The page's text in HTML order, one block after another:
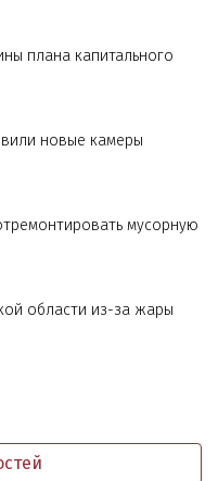
плана капитального
новые камеры
мусорную
области из-за жары